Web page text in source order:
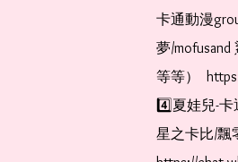
卡通動漫
夢/
等等）
4️⃣夏娃兒-
星之卡比/飄